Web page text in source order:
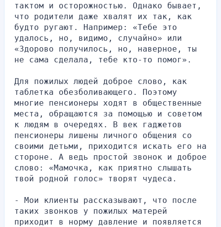
тактом и осторожностью. Однако бывает,
что родители даже хвалят их так, как
будто ругают. Например: «Тебе это
удалось, но, видимо, случайно» или
«Здорово получилось, но, наверное, ты
не сама сделала, тебе кто-то помог».
Для пожилых людей доброе слово, как
таблетка обезболивающего. Поэтому
многие пенсионеры ходят в общественные
места, обращаются за помощью и советом
к людям в очередях. В век гаджетов
пенсионеры лишены личного общения со
своими детьми, приходится искать его на
стороне. А ведь простой звонок и доброе
слово: «Мамочка, как приятно слышать
твой родной голос» творят чудеса.
- Мои клиенты рассказывают, что после
таких звонков у пожилых матерей
приходит в норму давление и появляется